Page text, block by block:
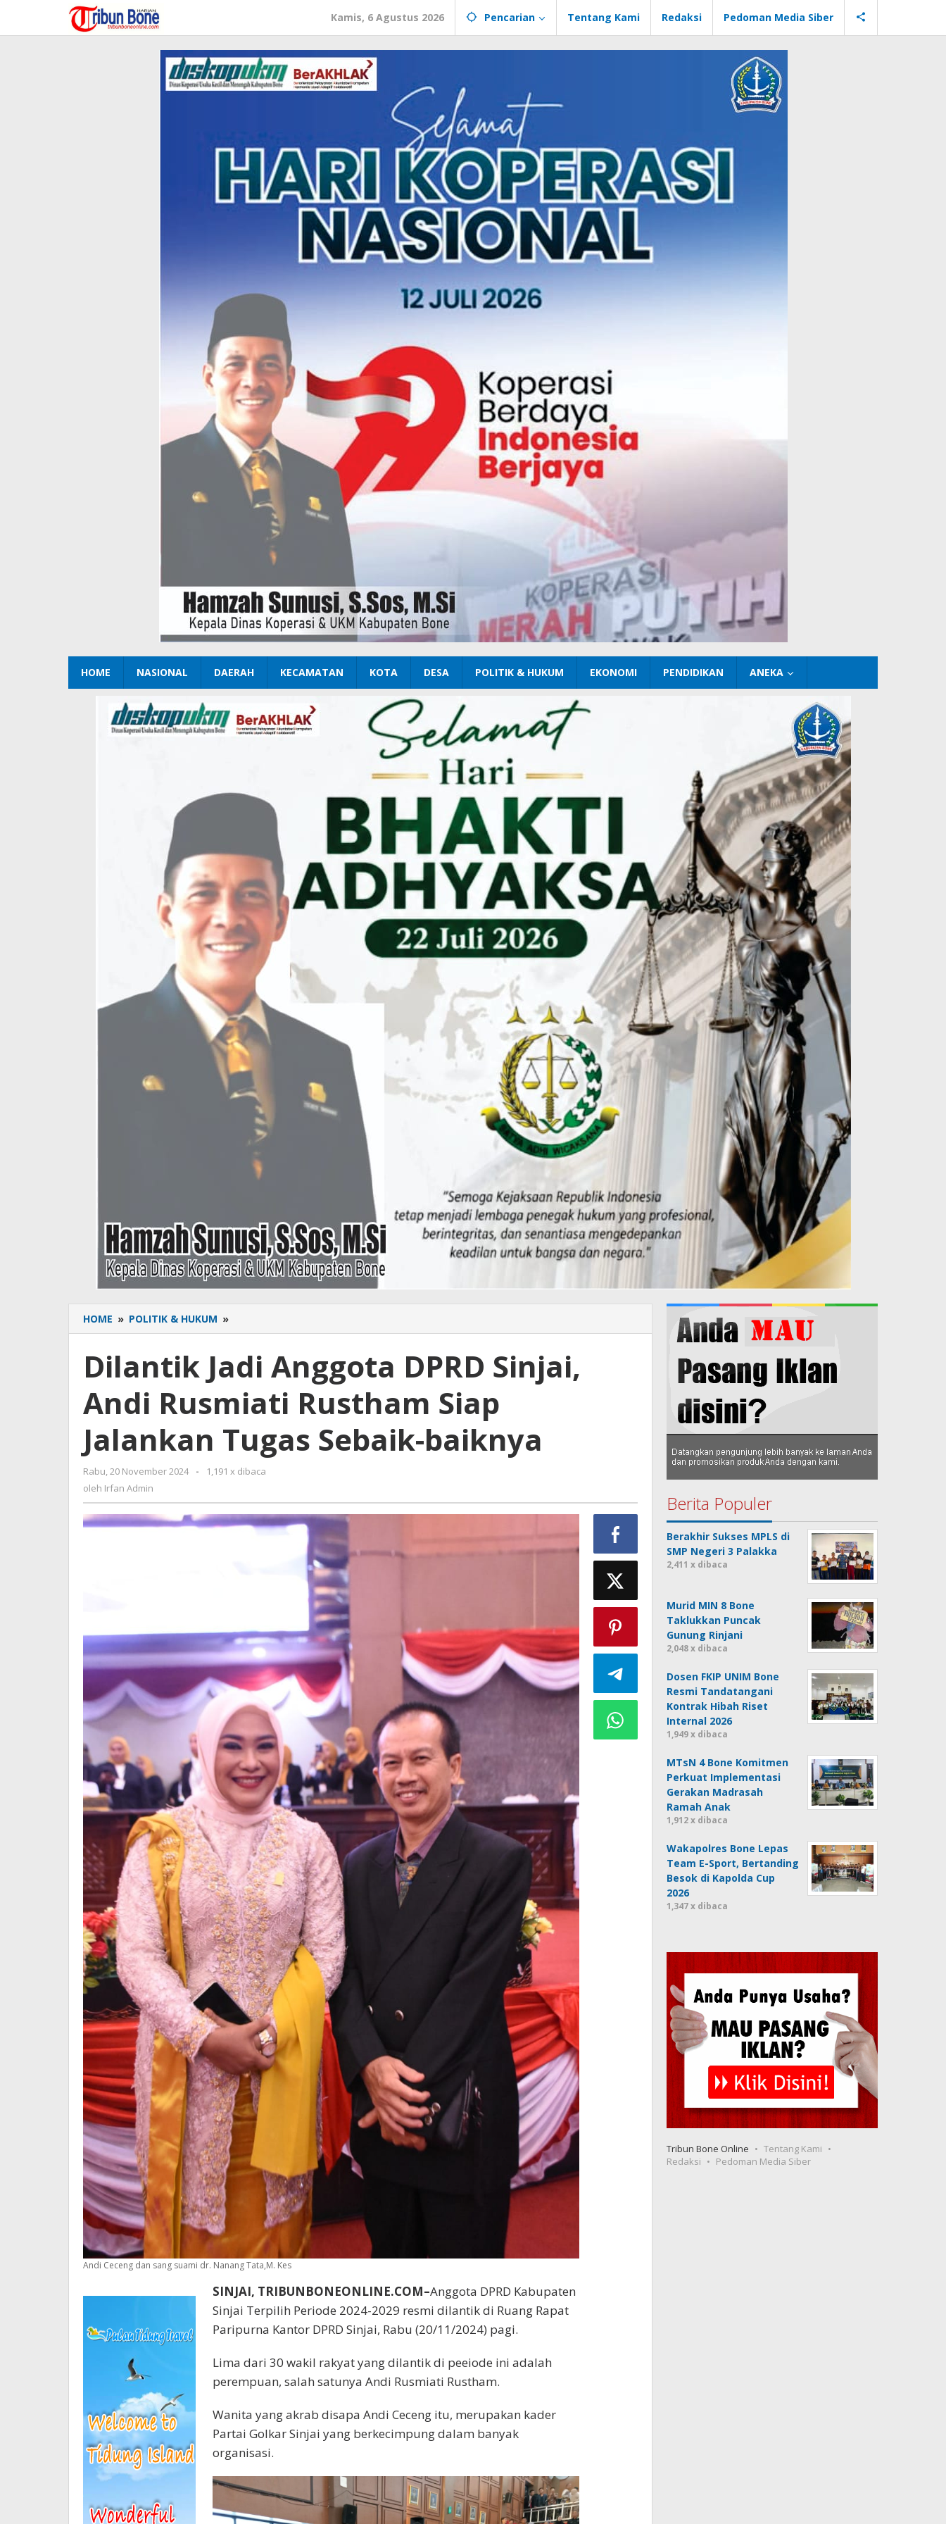
konten
Kamis, 6 Agustus 2026 Pencarian Tentang Kami Redaksi Pedoman Media Siber
HOME NASIONAL DAERAH KECAMATAN KOTA DESA POLITIK & HUKUM EKONOMI PENDIDIKAN ANEKA
HOME » POLITIK & HUKUM »
Jadi
DPRD
Sinjai,
Andi
Rusmiati
Siap
Jalankan
Tugas
Dilantik Jadi Anggota DPRD Sinjai,
Andi Rusmiati Rustham Siap
Jalankan Tugas Sebaik-baiknya
Rabu, 20 November 2024
oleh
-
1,191 x dibaca
oleh Irfan Admin
Andi Ceceng dan sang suami dr. Nanang Tata,M. Kes
SINJAI, TRIBUNBONEONLINE.COM–Anggota DPRD Kabupaten
Sinjai Terpilih Periode 2024-2029 resmi dilantik di Ruang Rapat
Paripurna Kantor DPRD Sinjai, Rabu (20/11/2024) pagi.
Lima dari 30 wakil rakyat yang dilantik di peeiode ini adalah
perempuan, salah satunya Andi Rusmiati Rustham.
Wanita yang akrab disapa Andi Ceceng itu, merupakan kader
Partai Golkar Sinjai yang berkecimpung dalam banyak
organisasi.
Berita Populer
Berakhir Sukses MPLS di
SMP Negeri 3 Palakka
2,411 x dibaca
Murid MIN 8 Bone
Taklukkan Puncak
Gunung Rinjani
2,048 x dibaca
Dosen FKIP UNIM Bone
Resmi Tandatangani
Kontrak Hibah Riset
Internal 2026
1,949 x dibaca
MTsN 4 Bone Komitmen
Perkuat Implementasi
Gerakan Madrasah
Ramah Anak
1,912 x dibaca
Wakapolres Bone Lepas
Team E-Sport, Bertanding
Besok di Kapolda Cup
2026
1,347 x dibaca
Tribun Bone Online
Tentang Kami
Redaksi
Pedoman Media Siber